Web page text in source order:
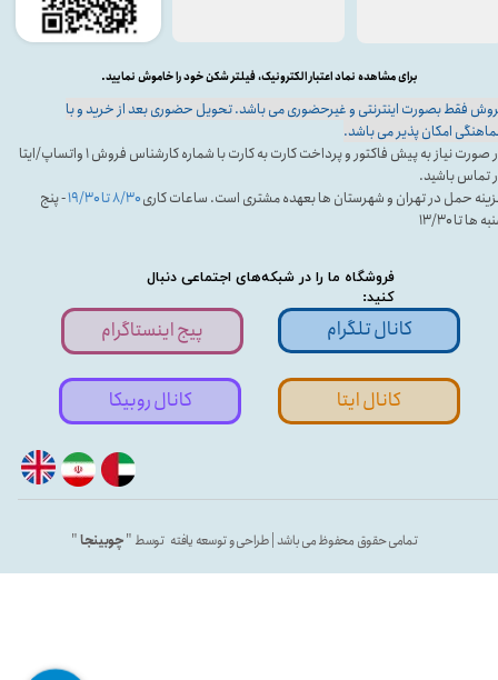
فروشگاه ما را در شبکه‌های اجتماعی دنبال
کنید:
تمامی حقوق محفوظ می باشد | طراحی و توسعه یافته توسط "چوبینجا"
فقط بصورت اینترنتی و غیرحضوری می باشد. تحویل حضوری بعد از خرید و با
امکان پذیر می باشد.
در صورت نیاز به پیش فاکتور و پرداخت کارت به کارت با شماره کارشناس فروش ۱ واتساپ/ایتا
تماس باشید.
حمل در تهران و شهرستان ها بعهده مشتری است. ساعات کاری۸/۳۰ تا ۱۹/۳۰
- پنج
ها تا ۱۳/۳۰
برای مشاهده نماد اعتبار الکترونیک، فیلتر شکن خود را خاموش نمایید.
پیج اینستاگرام کانال تلگرام
کانال ایتا کانال روبیکا